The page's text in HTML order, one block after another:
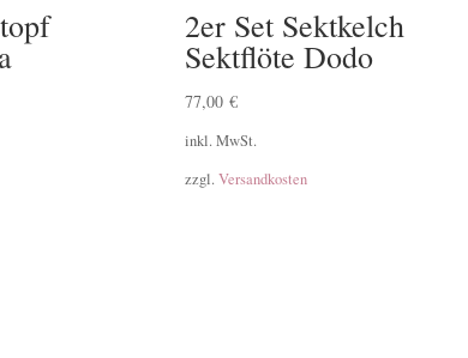
2er Set Sektkelch
Sektflöte Dodo
77,00 €
inkl. MwSt.
zzgl. Versandkosten